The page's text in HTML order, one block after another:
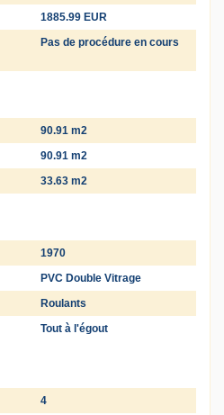
1885.99 EUR
Pas de procédure en cours
90.91 m2
90.91 m2
33.63 m2
1970
PVC Double Vitrage
Roulants
Tout à l'égout
4